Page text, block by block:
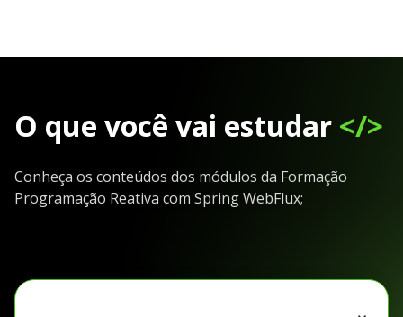
O que você vai estudar </>
Conheça os conteúdos dos módulos da Formação
Programação Reativa com Spring WebFlux;